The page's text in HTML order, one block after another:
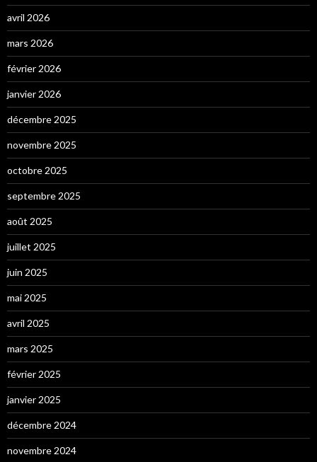
avril 2026
mars 2026
février 2026
janvier 2026
décembre 2025
novembre 2025
octobre 2025
septembre 2025
août 2025
juillet 2025
juin 2025
mai 2025
avril 2025
mars 2025
février 2025
janvier 2025
décembre 2024
novembre 2024